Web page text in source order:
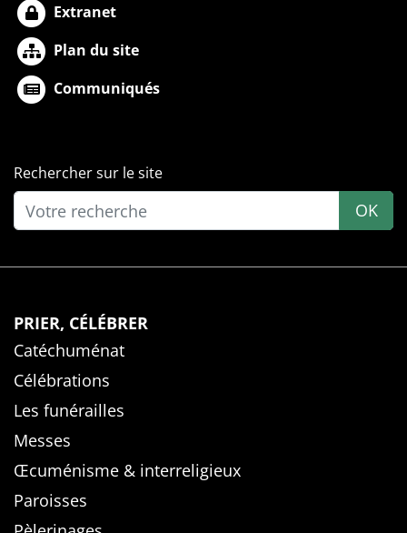
Extranet
Plan du site
Communiqués
Rechercher sur le site
OK
PRIER, CÉLÉBRER
Catéchuménat
Célébrations
Les funérailles
Messes
Œcuménisme & interreligieux
Paroisses